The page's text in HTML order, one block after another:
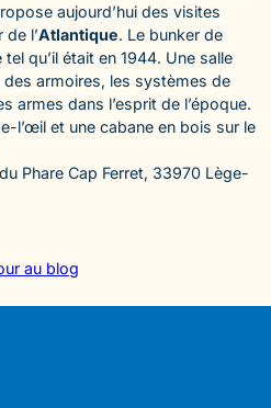
aujourd’hui des visites
l’Atlantique. Le bunker de
qu’il était en 1944. Une salle
armoires, les systèmes de
armes dans l’esprit de l’époque.
l’œil et une cabane en bois sur le
Phare Cap Ferret, 33970 Lège-
au blog